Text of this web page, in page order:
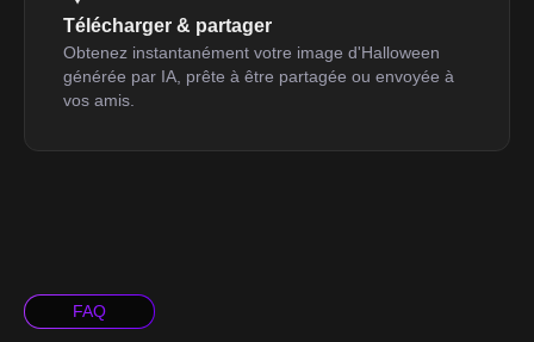
Télécharger & partager
Obtenez instantanément votre image d'Halloween
générée par IA, prête à être partagée ou envoyée à
vos amis.
FAQ